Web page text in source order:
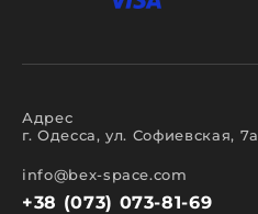
Адрес
г. Одесса, ул. Софиевская, 7а
info@bex-space.com
+38 (073) 073-81-69